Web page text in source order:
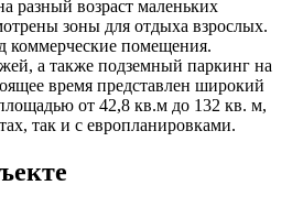
разный возраст маленьких
зоны для отдыха взрослых.
коммерческие помещения.
а также подземный паркинг на
время представлен широкий
от 42,8 кв.м до 132 кв. м,
так и с европланировками.